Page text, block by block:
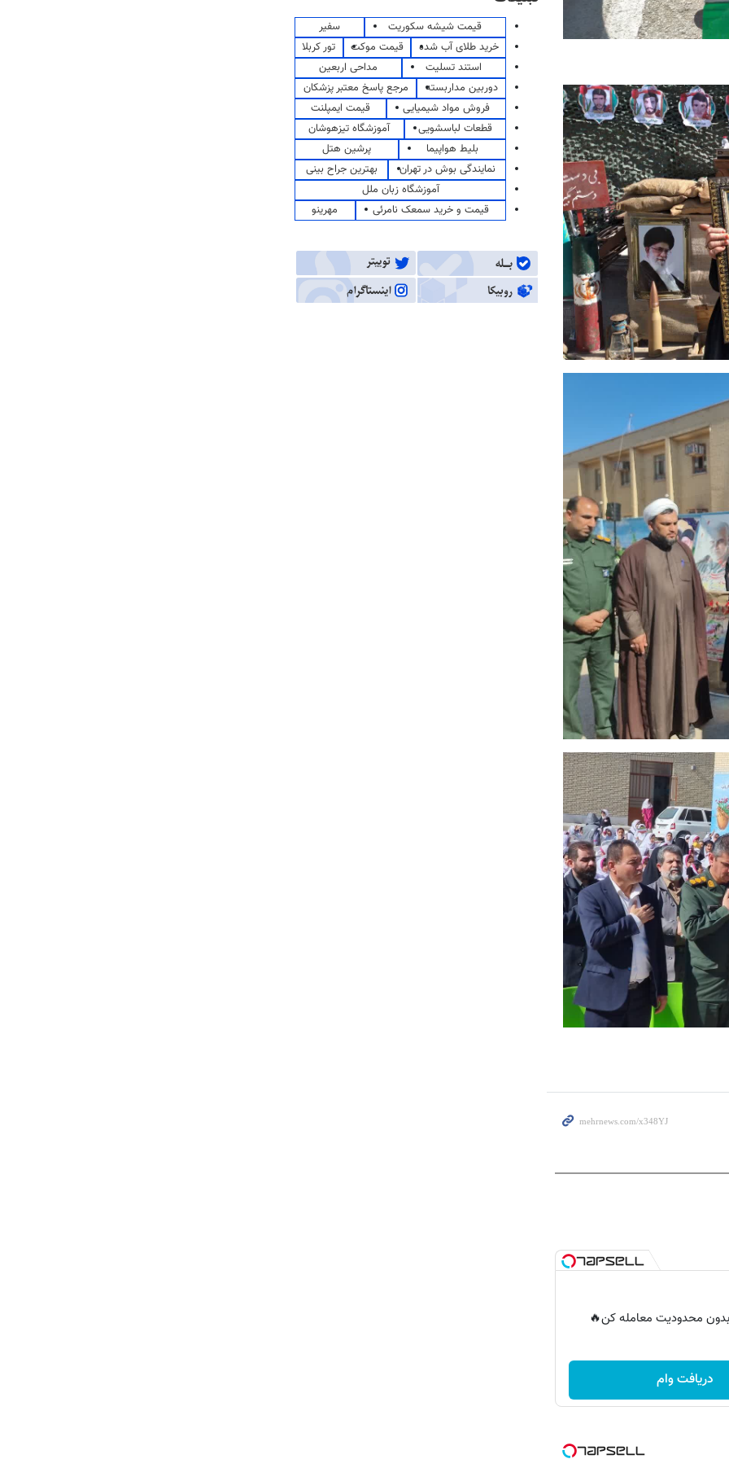
بدون محدودیت معامله کن🔥
دریافت وام
قیمت شیشه سکوریت
سفیر
خرید طلای آب شده
قیمت موکت
تور کربلا
استند تسلیت
مداحی اربعین
دوربین مداربسته
مرجع پاسخ معتبر پزشکان
فروش مواد شیمیایی
قیمت ایمپلنت
قطعات لباسشویی
آموزشگاه تیزهوشان
بلیط هواپیما
پرشین هتل
نمایندگی بوش در تهران
بهترین جراح بینی
آموزشگاه زبان ملل
قیمت و خرید سمعک نامرئی
مهرینو